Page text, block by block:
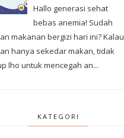
Hallo generasi sehat
bebas anemia! Sudah
makanan bergizi hari ini? Kalau
hanya sekedar makan, tidak
lho untuk mencegah an...
KATEGORI